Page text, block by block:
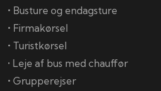
• Busture og endagsture
• Firmakørsel
• Turistkørsel
• Leje af bus med chauffør
•Grupperejser